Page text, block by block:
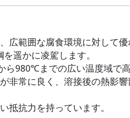
広範囲な腐食環境に対して
遥かに凌駕します。
980℃までの広い温度域で
非常に良く、溶接後の熱影
抵抗力を持っています。